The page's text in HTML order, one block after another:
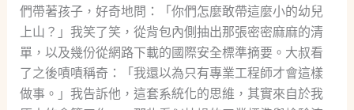
們帶著孩子，好奇地問：「你們怎麼敢帶這麼小的幼兒
上山？」我笑了笑，從背包內側抽出那張密密麻麻的清
單，以及幾份從網路下載的國際安全標準摘要。大叔看
了之後嘖嘖稱奇：「我還以為只有專業工程師才會這樣
做事。」我告訴他，這套系統化的思維，其實來自於我